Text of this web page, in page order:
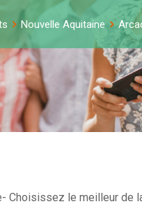
Nouvelle Aquitaine
Choisissez le meilleur de